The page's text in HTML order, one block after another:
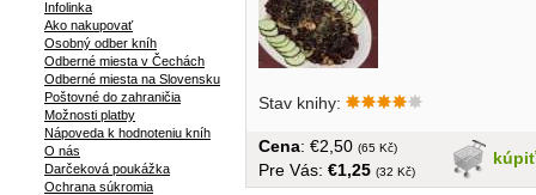
Stav knihy:
kúpiť
Cena: €2,50 (65 Kč)
Pre Vás: €1,25 (32 Kč)
Infolinka
Ako nakupovať
Osobný odber kníh
Odberné miesta v Čechách
Odberné miesta na Slovensku
Poštovné do zahraničia
Možnosti platby
Nápoveda k hodnoteniu kníh
O nás
Darčeková poukážka
Ochrana súkromia